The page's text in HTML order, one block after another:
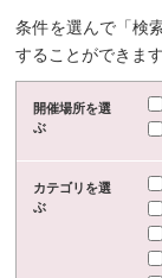
条件を選んで「検
することができます
開催場所を選
ぶ
カテゴリを選
ぶ